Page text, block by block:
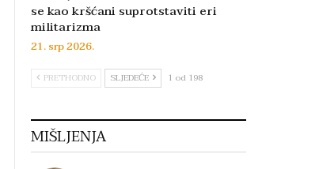
se kao kršćani suprotstaviti eri
militarizma
21. srp 2026.
PRETHODNO SLJEDEĆE 1 od 198
MIŠLJENJA